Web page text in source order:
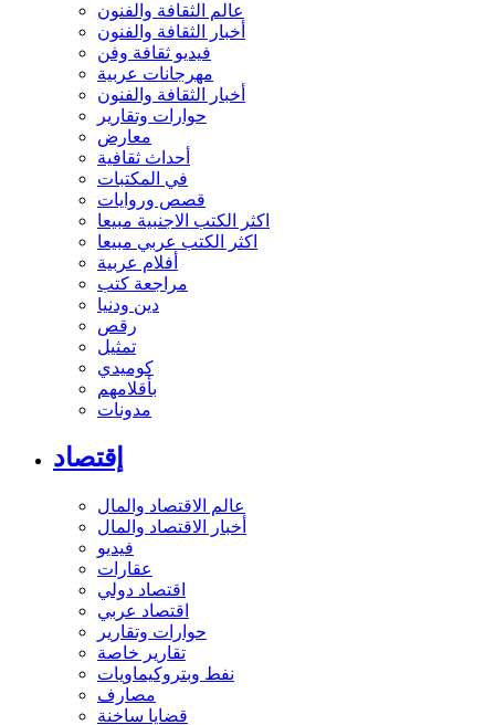
عالم الثقافة والفنون
أخبار الثقافة والفنون
فيديو ثقافة وفن
مهرجانات عربية
أخبار الثقافة والفنون
حوارات وتقارير
معارض
أحداث ثقافية
في المكتبات
قصص وروايات
اكثر الكتب الاجنبية مبيعا
اكثر الكتب عربي مبيعا
أفلام عربية
مراجعة كتب
دين ودنيا
رقص
تمثيل
كوميدي
بأقلامهم
مدونات
إقتصاد
عالم الاقتصاد والمال
أخبار الاقتصاد والمال
فيديو
عقارات
اقتصاد دولي
اقتصاد عربي
حوارات وتقارير
تقارير خاصة
نفط وبتروكيماويات
مصارف
قضايا ساخنة